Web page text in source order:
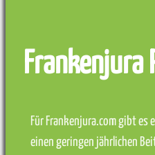
Frankenjura
Für Frankenjura.com gibt es
einen geringen jährlichen